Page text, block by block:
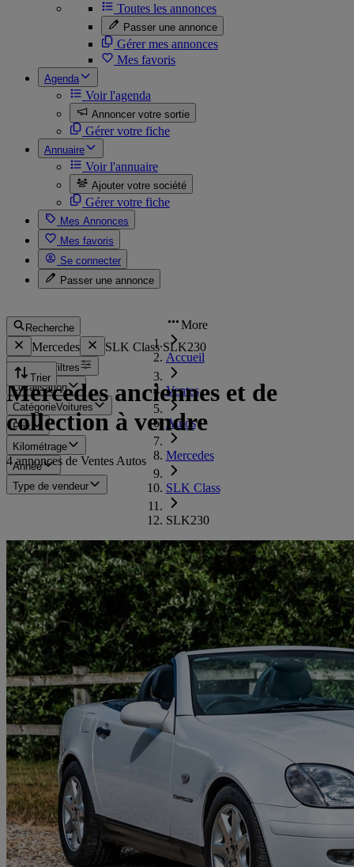
Toutes les annonces
Passer une annonce
Gérer mes annonces
Mes favoris
Agenda
Voir l'agenda
Annoncer votre sortie
Gérer votre fiche
Annuaire
Voir l'annuaire
Ajouter votre société
Gérer votre fiche
Mes Annonces
Mes favoris
Se connecter
Passer une annonce
Recherche
Mercedes SLK Class SLK230
Tous les filtres
Localisation
CatégorieVoitures
Prix
Kilométrage
Année
Type de vendeur
More
Accueil
Ventes
Autos
Mercedes
SLK Class
SLK230
Mercedes anciennes et de
collection à vendre
4 annonces de Ventes Autos
Trier